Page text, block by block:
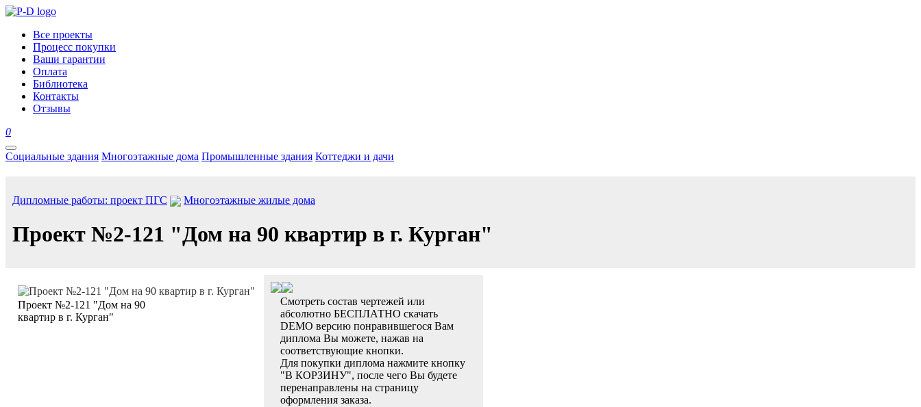
Все проекты
Процесс покупки
Ваши гарантии
Оплата
Библиотека
Контакты
Отзывы
0
Социальные здания Многоэтажные дома Промышленные здания Коттеджи и дачи
Дипломные работы: проект ПГС Многоэтажные жилые дома
Проект №2-121 "Дом на 90 квартир в г. Курган"
Проект №2-121 "Дом на 90
квартир в г. Курган"
Смотреть состав чертежей или
абсолютно БЕСПЛАТНО скачать
DEMO версию понравившегося Вам
диплома Вы можете, нажав на
соответствующие кнопки.
Для покупки диплома нажмите кнопку
"В КОРЗИНУ", после чего Вы будете
перенаправлены на страницу
оформления заказа.